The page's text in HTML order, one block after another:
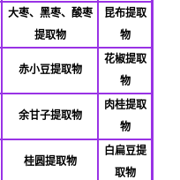
大枣、黑枣、酸枣
提取物
昆布提取
物
赤小豆提取物
花椒提取
物
余甘子提取物
肉桂提取
物
桂圆提取物
白扁豆提
取物